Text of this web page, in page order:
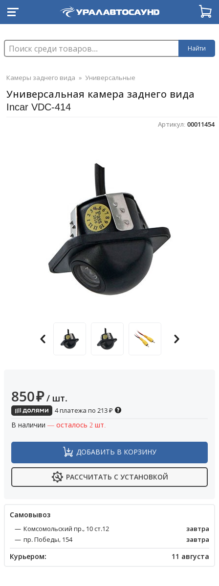
Найти
Камеры заднего вида » Универсальные
Универсальная камера заднего вида
Incar VDC-414
Артикул: 00011454
850₽ / шт.
4 платежа по 213₽
В наличии — осталось 2 шт.
ДОБАВИТЬ В КОРЗИНУ
РАССЧИТАТЬ С УСТАНОВКОЙ
Cамовывоз
Комсомольский пр., 10 ст.12
завтра
пр. Победы, 154
завтра
Курьером: 11 августа